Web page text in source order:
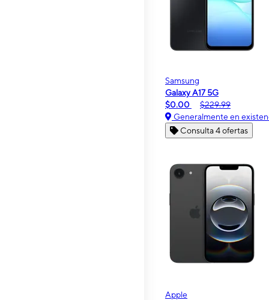
Samsung
Galaxy A17 5G
$0.00
$229.99
Generalmente en
Consulta 4 ofertas
Apple